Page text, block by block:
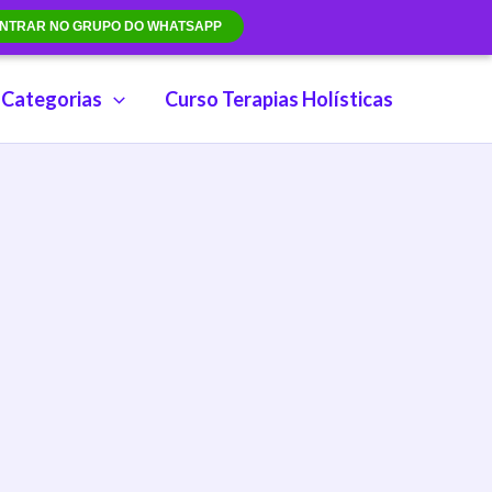
NO GRUPO DO WHATSAPP
Categorias Curso Terapias Holísticas